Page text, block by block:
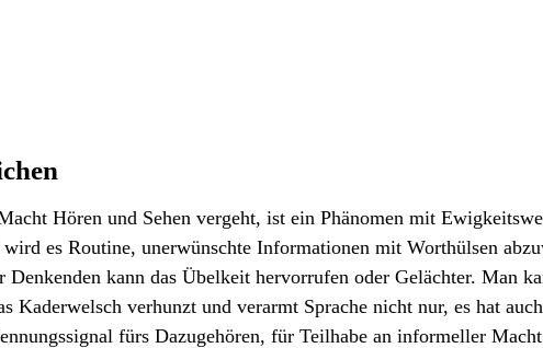
Hören und Sehen vergeht, ist ein Phänomen mit
es Routine, unerwünschte Informationen mit Worthülsen
kann das Übelkeit hervorrufen oder Gelächter. Man
Kaderwelsch verhunzt und verarmt Sprache nicht nur, es hat
fürs Dazugehören, für Teilhabe an informeller